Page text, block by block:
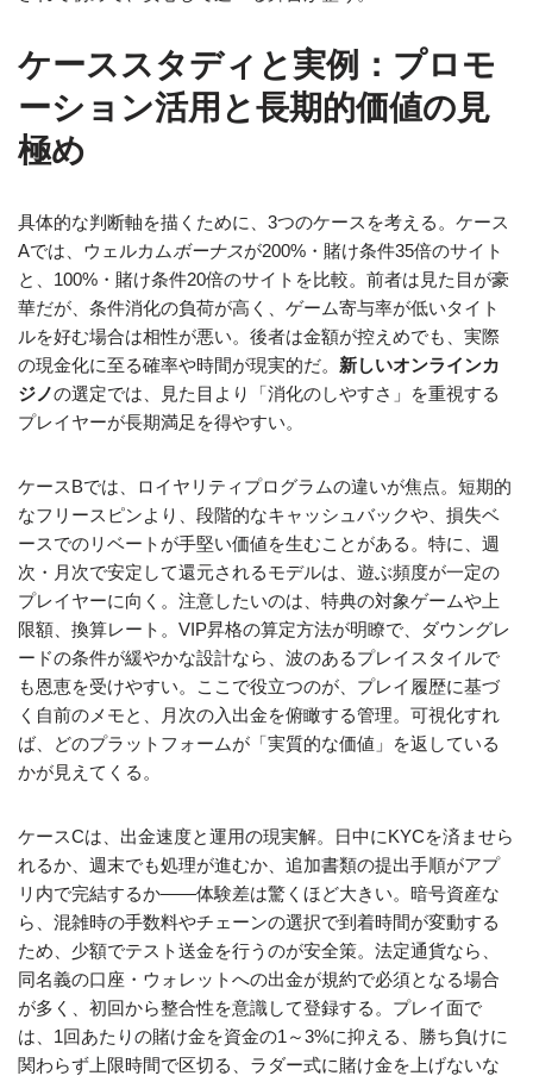
ケーススタディと実例：プロモ
ーション活用と長期的価値の見
極め
具体的な判断軸を描くために、3つのケースを考える。ケース
Aでは、ウェルカムボーナスが200%・賭け条件35倍のサイト
と、100%・賭け条件20倍のサイトを比較。前者は見た目が豪
華だが、条件消化の負荷が高く、ゲーム寄与率が低いタイト
ルを好む場合は相性が悪い。後者は金額が控えめでも、実際
の現金化に至る確率や時間が現実的だ。 新しいオンラインカ
ジノの選定では、見た目より「消化のしやすさ」を重視する
プレイヤーが長期満足を得やすい。
ケースBでは、ロイヤリティプログラムの違いが焦点。短期的
なフリースピンより、段階的なキャッシュバックや、損失ベ
ースでのリベートが手堅い価値を生むことがある。特に、週
次・月次で安定して還元されるモデルは、遊ぶ頻度が一定の
プレイヤーに向く。注意したいのは、特典の対象ゲームや上
限額、換算レート。VIP昇格の算定方法が明瞭で、ダウングレ
ードの条件が緩やかな設計なら、波のあるプレイスタイルで
も恩恵を受けやすい。ここで役立つのが、プレイ履歴に基づ
く自前のメモと、月次の入出金を俯瞰する管理。可視化すれ
ば、どのプラットフォームが「実質的な価値」を返している
かが見えてくる。
ケースCは、出金速度と運用の現実解。日中にKYCを済ませら
れるか、週末でも処理が進むか、追加書類の提出手順がアプ
リ内で完結するか――体験差は驚くほど大きい。暗号資産な
ら、混雑時の手数料やチェーンの選択で到着時間が変動する
ため、少額でテスト送金を行うのが安全策。法定通貨なら、
同名義の口座・ウォレットへの出金が規約で必須となる場合
が多く、初回から整合性を意識して登録する。プレイ面で
は、1回あたりの賭け金を資金の1～3%に抑える、勝ち負けに
関わらず上限時間で区切る、ラダー式に賭け金を上げないな